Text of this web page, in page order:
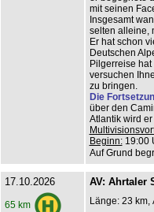
mit seinen
Insgesamt
selten alleine,
Er hat schon
Deutschen
Pilgerreise
versuchen
zu bringen.
Die
über den
Atlantik wird
Beginn:19:00
Auf Grund
17.10.2026
65 km
AV: Ahrtaler
Länge: 23 km,